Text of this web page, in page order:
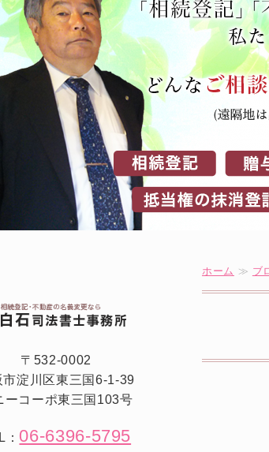
ホーム ≫ ブ
〒532-0002
市淀川区東三国6-1-39
ーコーポ東三国103号
06-6396-5795